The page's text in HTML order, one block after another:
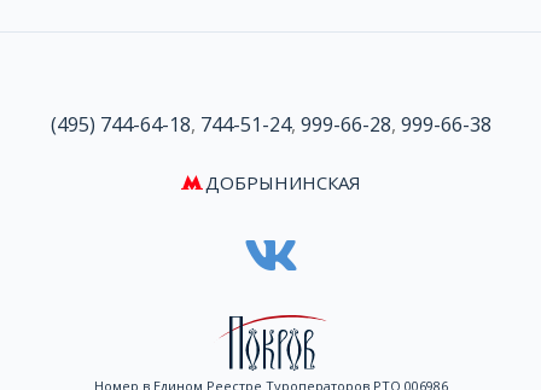
(495) 744-64-18, 744-51-24, 999-66-28, 999-66-38
ДОБРЫНИНСКАЯ
Номер в Едином Реестре Туроператоров РТО 006986